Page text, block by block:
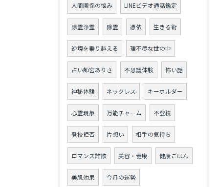
人間関係の悩み LINEビデオ通話鑑定
除霊浄霊 除霊 憑依 生きる術
逆境を乗り越える 理不尽な世の中
占い師宮ありさ 不思議体験 怖い話
神秘体験 ネックレス キーホルダー
心霊現象 万能チャーム 不登校
登校拒否 片想い 相手の気持ち
ロマンス詐欺 美容・健康 健康ごはん
美肌効果 今月の運勢